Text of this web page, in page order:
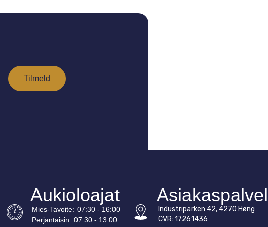
Aukioloajat
Mies-Tavoite: 07:30 - 16:00
Perjantaisin: 07:30 - 13:00
Industriparken 42, 4270 Høng
CVR: 17261436